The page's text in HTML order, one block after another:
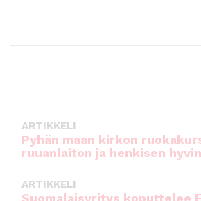
ARTIKKELI
Pyhän maan kirkon
ruuanlaiton ja henkisen
ARTIKKELI
Suomalaisyritys koputtelee